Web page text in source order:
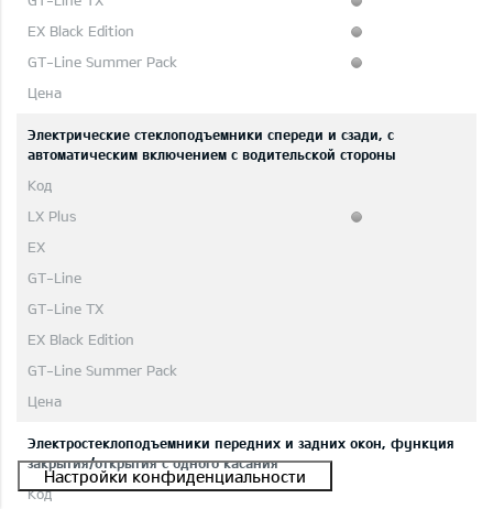
Электрические стеклоподъемники спереди и сзади, с
автоматическим включением с водительской стороны
Электростеклоподъемники передних и задних окон, функция
закрытия/открытия с одного касания